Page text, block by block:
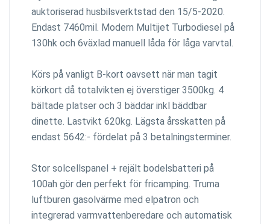
auktoriserad husbilsverktstad den 15/5-2020.
Endast 7460mil. Modern Multijet Turbodiesel på
130hk och 6växlad manuell låda för låga varvtal.
Körs på vanligt B-kort oavsett när man tagit
körkort då totalvikten ej överstiger 3500kg. 4
bältade platser och 3 bäddar inkl bäddbar
dinette. Lastvikt 620kg. Lägsta årsskatten på
endast 5642:- fördelat på 3 betalningsterminer.
Stor solcellspanel + rejält bodelsbatteri på
100ah gör den perfekt för fricamping. Truma
luftburen gasolvärme med elpatron och
integrerad varmvattenberedare och automatisk